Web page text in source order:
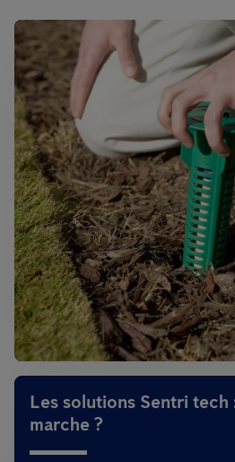
Les solutions Sentri tech
marche ?